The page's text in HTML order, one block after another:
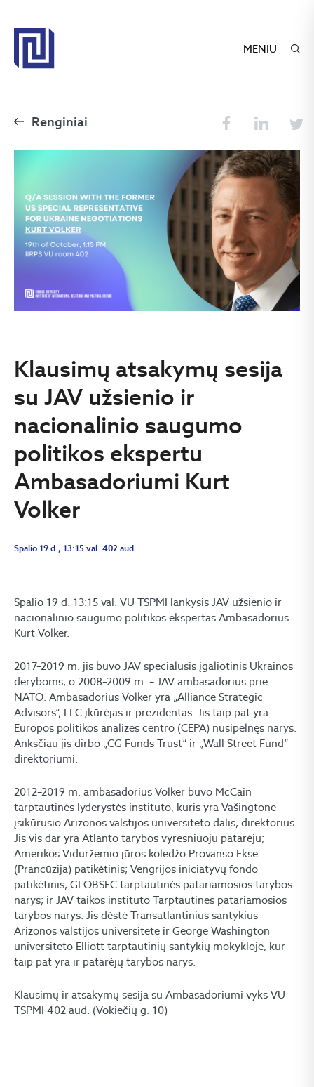
MENIU
Renginiai
Klausimų atsakymų sesija
su JAV užsienio ir
nacionalinio saugumo
politikos ekspertu
Ambasadoriumi Kurt
Volker
Spalio 19 d., 13:15 val. 402 aud.
Spalio 19 d. 13:15 val. VU TSPMI lankysis JAV užsienio ir
nacionalinio saugumo politikos ekspertas Ambasadorius
Kurt Volker.
2017–2019 m. jis buvo JAV specialusis įgaliotinis Ukrainos
deryboms, o 2008–2009 m. – JAV ambasadorius prie
NATO. Ambasadorius Volker yra „Alliance Strategic
Advisors“, LLC įkūrėjas ir prezidentas. Jis taip pat yra
Europos politikos analizės centro (CEPA) nusipelnęs narys.
Anksčiau jis dirbo „CG Funds Trust“ ir „Wall Street Fund“
direktoriumi.
2012–2019 m. ambasadorius Volker buvo McCain
tarptautinės lyderystės instituto, kuris yra Vašingtone
įsikūrusio Arizonos valstijos universiteto dalis, direktorius.
Jis vis dar yra Atlanto tarybos vyresniuoju patarėju;
Amerikos Viduržemio jūros koledžo Provanso Ekse
(Prancūzija) patikėtinis; Vengrijos iniciatyvų fondo
patikėtinis; GLOBSEC tarptautinės patariamosios tarybos
narys; ir JAV taikos instituto Tarptautinės patariamosios
tarybos narys. Jis dėstė Transatlantinius santykius
Arizonos valstijos universitete ir George Washington
universiteto Elliott tarptautinių santykių mokykloje, kur
taip pat yra ir patarėjų tarybos narys.
Klausimų ir atsakymų sesija su Ambasadoriumi vyks VU
TSPMI 402 aud. (Vokiečių g. 10)